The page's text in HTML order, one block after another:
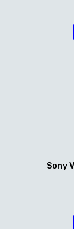
Sony